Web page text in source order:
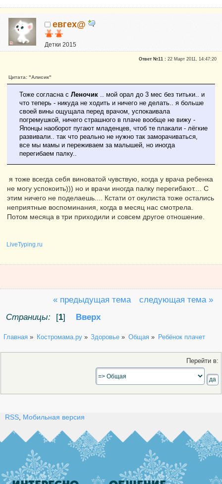
евгех@
Детки 2015
Репутация:
Ответ №11 :22 Март 2011, 14:47:20
Цитата: "Алисик"
Тоже согласна сЛеночик
.. мой орал до 3 мес без титьки.. и
что теперь - никуда не ходить и ничего не делать.. я больше
своей вины ощущала перед врачом, успокаивала
погремушкой, ничего страшного в плаче вообще не вижу -
Японцы наоборот пугают младенцев, чтоб те плакали - лёгкие
развивали.. так что реально не нужно так заморачиваться,
все мы мамы и переживаем за малышей, но иногда
перегибаем палку..
я тоже всегда себя виноватой чувствую, когда у врача ребенка
не могу успокоить))) но и врачи иногда палку перегибают.... С
этим ничего не поделаешь.... Кстати от окулиста тоже остались
неприятные воспоминания, когда в месяц нас смотрела.
Потом месяца в три приходили и совсем другое отношение.
LiveTyping.ru
« предыдущая тема
следующая тема »
Страницы:
[1] Вверх
Главная » Костромама.ру» Здоровье » Общая» Ребёнок плачет
Перейти в:
RSS, Мобильная версия